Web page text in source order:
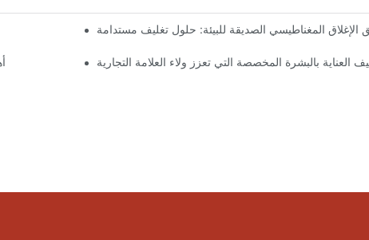
لماذا تُعدّ الصناديق الإغلاق المغناطيسي الصديقة للبيئة: حلول تغليف مستدامة
العناية بالبشرة المخصصة التي تعزز ولاء العلامة التجارية